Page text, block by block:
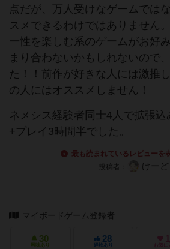
点だが、万人受けなゲームでは
スメできるわけではありません
ー性を楽しむ系のゲームがお好
まり合わないかもしれないので
た！！前作が好きな人には激推
の人にはオススメしません！
ネメシス経験者同士4人で拡張込
+プレイ3時間半でした。
最も読まれているレビューを
投稿者：
けーど
マイボードゲーム登録者
30
興味あり
28
経験あり お気に